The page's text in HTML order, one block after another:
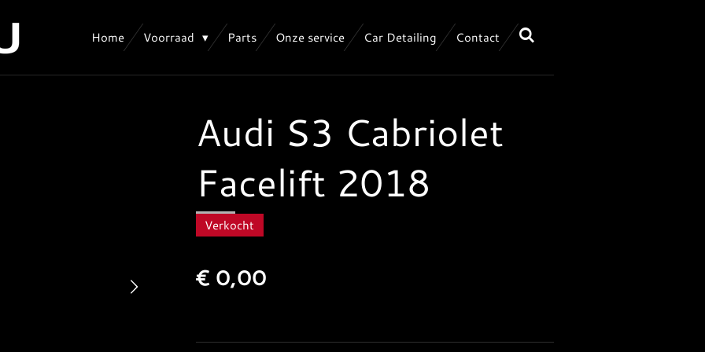
Home Voorraad Parts Onze service Car Detailing Contact
Audi S3 Cabriolet
Facelift 2018
Verkocht
€ 0,00